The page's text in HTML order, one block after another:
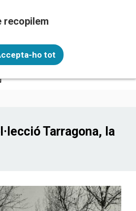
Tarragona, la
finalitats: Funcionalitat,
ho tot